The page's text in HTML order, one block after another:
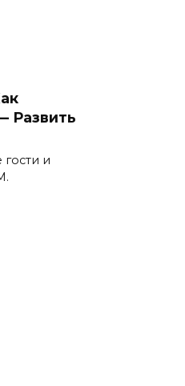
Развить
гости и